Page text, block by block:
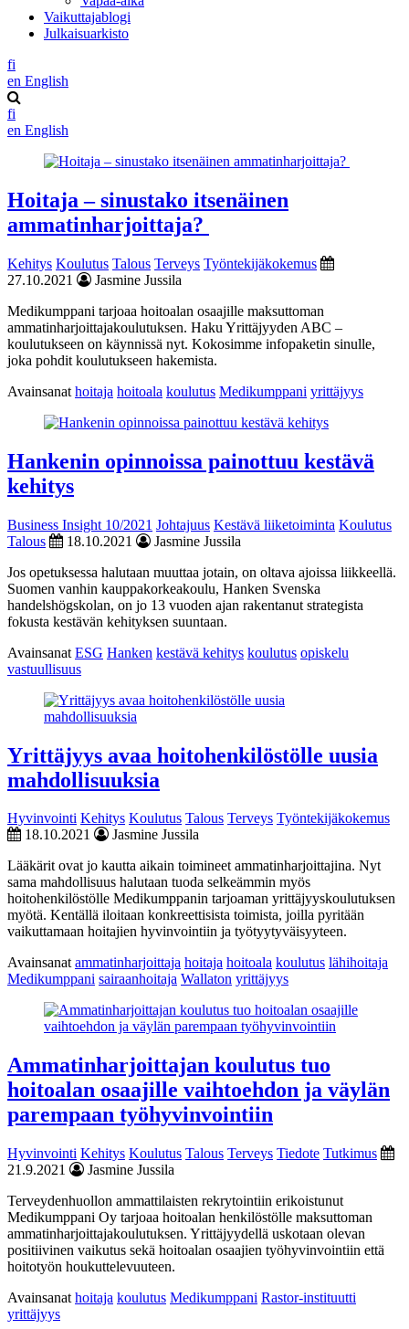
Vaikuttajablogi
Julkaisuarkisto
fi
en English
fi
en English
Hoitaja – sinustako itsenäinen
ammatinharjoittaja?
Kehitys Koulutus Talous Terveys Työntekijäkokemus
27.10.2021
Jasmine Jussila
Medikumppani tarjoaa hoitoalan osaajille maksuttoman
ammatinharjoittajakoulutuksen. Haku Yrittäjyyden ABC –
koulutukseen on käynnissä nyt. Kokosimme infopaketin sinulle,
joka pohdit koulutukseen hakemista.
Avainsanat hoitaja hoitoala koulutus Medikumppani yrittäjyys
Hankenin opinnoissa painottuu kestävä
kehitys
Business Insight 10/2021 Johtajuus Kestävä liiketoiminta Koulutus
Talous
18.10.2021
Jasmine Jussila
Jos opetuksessa halutaan muuttaa jotain, on oltava ajoissa liikkeellä.
Suomen vanhin kauppakorkeakoulu, Hanken Svenska
handelshögskolan, on jo 13 vuoden ajan rakentanut strategista
fokusta kestävän kehityksen suuntaan.
Avainsanat ESG Hanken kestävä kehitys koulutus opiskelu
vastuullisuus
Yrittäjyys avaa hoitohenkilöstölle uusia
mahdollisuuksia
Hyvinvointi Kehitys Koulutus Talous Terveys Työntekijäkokemus
18.10.2021
Jasmine Jussila
Lääkärit ovat jo kautta aikain toimineet ammatinharjoittajina. Nyt
sama mahdollisuus halutaan tuoda selkeämmin myös
hoitohenkilöstölle Medikumppanin tarjoaman yrittäjyyskoulutuksen
myötä. Kentällä iloitaan konkreettisista toimista, joilla pyritään
vaikuttamaan hoitajien hyvinvointiin ja työtyytyväisyyteen.
Avainsanatammatinharjoittaja hoitaja hoitoala koulutus lähihoitaja
Medikumppani sairaanhoitaja Wallaton yrittäjyys
Ammatinharjoittajan koulutus tuo
hoitoalan osaajille vaihtoehdon ja väylän
parempaan työhyvinvointiin
Hyvinvointi Kehitys Koulutus Talous Terveys Tiedote Tutkimus
21.9.2021
Jasmine Jussila
Terveydenhuollon ammattilaisten rekrytointiin erikoistunut
Medikumppani Oy tarjoaa hoitoalan henkilöstölle maksuttoman
ammatinharjoittajakoulutuksen. Yrittäjyydellä uskotaan olevan
positiivinen vaikutus sekä hoitoalan osaajien työhyvinvointiin että
hoitotyön houkuttelevuuteen.
Avainsanat hoitaja koulutus Medikumppani Rastor-instituutti
yrittäjyys